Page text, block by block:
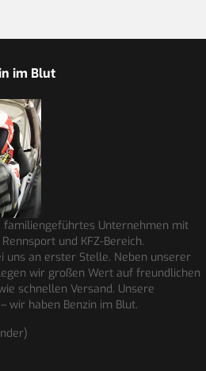
im Blut
familiengeführtes Unternehmen mit
und KFZ-Bereich.
uns an erster Stelle. Neben unserer
wir großen Wert auf freundlichen
schnellen Versand. Unsere
wir haben Benzin im Blut.